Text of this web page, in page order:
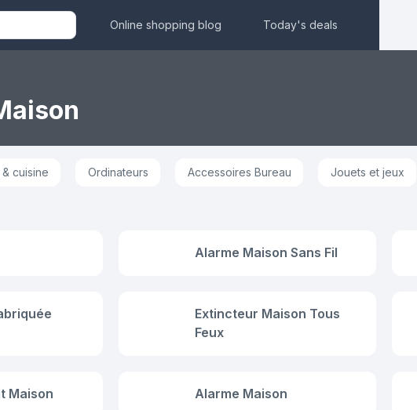
Online shopping blog Today's deals
cuisine Ordinateurs Accessoires Bureau Jouets et jeux
Alarme Maison Sans Fil
Extincteur Maison Tous
Feux
Maison Alarme Maison